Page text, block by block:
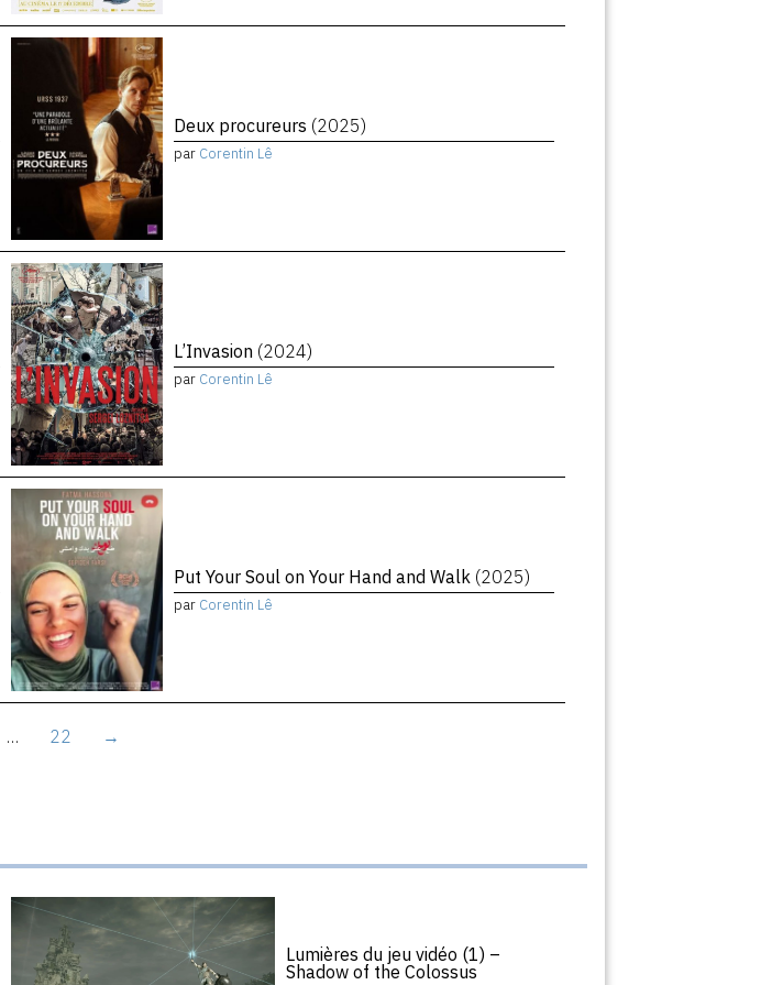
Deux procureurs (2025)
par Corentin Lê
L’Invasion (2024)
par Corentin Lê
Put Your Soul on Your Hand and Walk (2025)
par Corentin Lê
… 22 →
Lumières du jeu vidéo (1) –
Shadow of the Colossus